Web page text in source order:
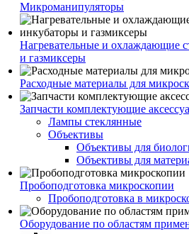
Микроманипуляторы
Нагревательные и охлаждающие
и газмиксеры
Расходные материалы для
Запчасти комплектующие
Лампы стеклянные
Объективы
Объективы для
Объективы для
Пробоподготовка микроскопии
Пробоподготовка в
Оборудование по областям